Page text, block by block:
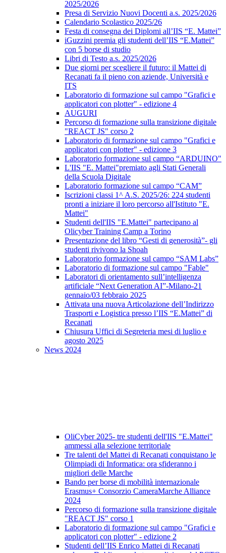
2025/2026
Presa di Servizio Nuovi Docenti a.s. 2025/2026
Calendario Scolastico 2025/26
Festa di consegna dei Diplomi all’IIS “E. Mattei”
iGuzzini premia gli studenti dell’IIS “E.Mattei”
con 5 borse di studio
Libri di Testo a.s. 2025/2026
Due giorni per scegliere il futuro: il Mattei di
Recanati fa il pieno con aziende, Università e
ITS
Laboratorio di formazione sul campo "Grafici e
applicatori con plotter" - edizione 4
AUGURI
Percorso di formazione sulla transizione digitale
"REACT JS" corso 2
Laboratorio di formazione sul campo "Grafici e
applicatori con plotter" - edizione 3
Laboratorio formazione sul campo “ARDUINO"
L'IIS "E. Mattei"premiato agli Stati Generali
della Scuola Digitale
Laboratorio formazione sul campo “CAM”
Iscrizioni classi 1^ A.S. 2025/26: 224 studenti
pronti a iniziare il loro percorso all'Istituto "E.
Mattei"
Studenti dell'IIS "E.Mattei" partecipano al
Olicyber Training Camp a Torino
Presentazione del libro “Gesti di generosità”- gli
studenti rivivono la Shoah
Laboratorio formazione sul campo “SAM Labs”
Laboratorio di formazione sul campo "Fable"
Laboratori di orientamento sull’intelligenza
artificiale “Next Generation AI”-Milano-21
gennaio/03 febbraio 2025
Attivata una nuova Articolazione dell’Indirizzo
Trasporti e Logistica presso l’IIS “E.Mattei” di
Recanati
Chiusura Uffici di Segreteria mesi di luglio e
agosto 2025
News 2024
OliCyber 2025- tre studenti dell'IIS "E.Mattei"
ammessi alla selezione territoriale
Tre talenti del Mattei di Recanati conquistano le
Olimpiadi di Informatica: ora sfideranno i
migliori delle Marche
Bando per borse di mobilità internazionale
Erasmus+ Consorzio CameraMarche Alliance
2024
Percorso di formazione sulla transizione digitale
"REACT JS" corso 1
Laboratorio di formazione sul campo "Grafici e
applicatori con plotter" - edizione 2
Studenti dell’IIS Enrico Mattei di Recanati